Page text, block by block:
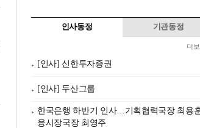
인사동정 기관동정
더
[인사] 신한투자증권
[인사] 두산그룹
한국은행 하반기 인사…기획협력국장 최용
융시장국장 최영주